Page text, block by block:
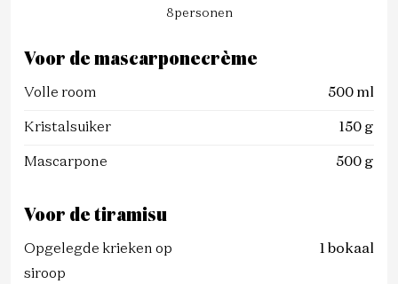
8personen
Voor de mascarponecrème
Volle room 500 ml
Kristalsuiker 150 g
Mascarpone 500 g
Voor de tiramisu
Opgelegde krieken op
siroop
1 bokaal